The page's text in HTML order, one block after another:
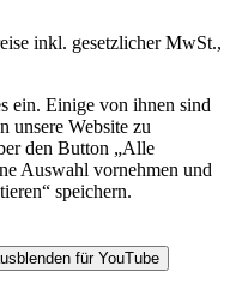
inkl. gesetzlicher MwSt.,
ein. Einige von ihnen sind
unsere Website zu
den Button „Alle
Auswahl vornehmen und
speichern.
für YouTube